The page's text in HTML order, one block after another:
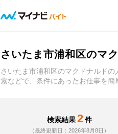
さいたま市浦和区のマ
さいたま市浦和区のマクドナルド
索などで、条件にあったお仕事を
検索結果 2 件
（最終更新日：2026年8月8日）